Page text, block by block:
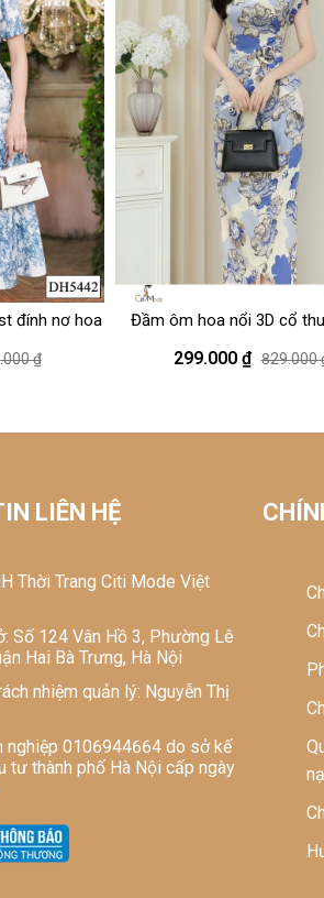
đính nơ hoa
₫
Đầm ôm hoa nổi 3D cổ
299.000 ₫ 829.000
LIÊN HỆ
Thời Trang Citi Mode Việt
Số 124 Vân Hồ 3, Phường Lê
Hai Bà Trưng, Hà Nội
nhiệm quản lý: Nguyễn Thị
nghiệp 0106944664 do sở kế
tư thành phố Hà Nội cấp ngày